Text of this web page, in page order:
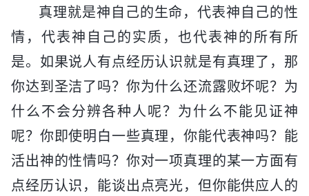
真理就是神自己的生命，代表神自己的性
情，代表神自己的实质，也代表神的所有所
是。如果说人有点经历认识就是有真理了，那
你达到圣洁了吗？你为什么还流露败坏呢？为
什么不会分辨各种人呢？为什么不能见证神
呢？你即使明白一些真理，你能代表神吗？能
活出神的性情吗？你对一项真理的某一方面有
点经历认识，能谈出点亮光，但你能供应人的